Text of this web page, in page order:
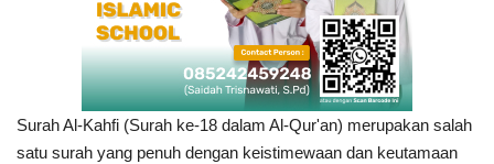
Surah Al-Kahfi (Surah ke-18 dalam Al-Qur'an) merupakan salah
satu surah yang penuh dengan keistimewaan dan keutamaan